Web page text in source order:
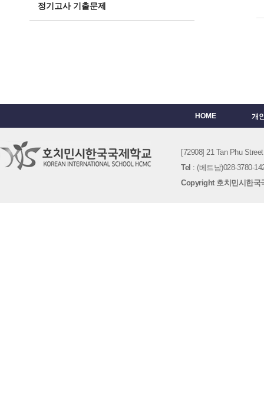
정기고사 기출문제
HOME 개
[72908] 21 Tan Phu
Tel : (베트남)028-3780-
Copyright 호치민시한국